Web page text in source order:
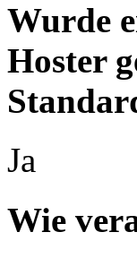
Wurde
Hoster
Ja
Wie